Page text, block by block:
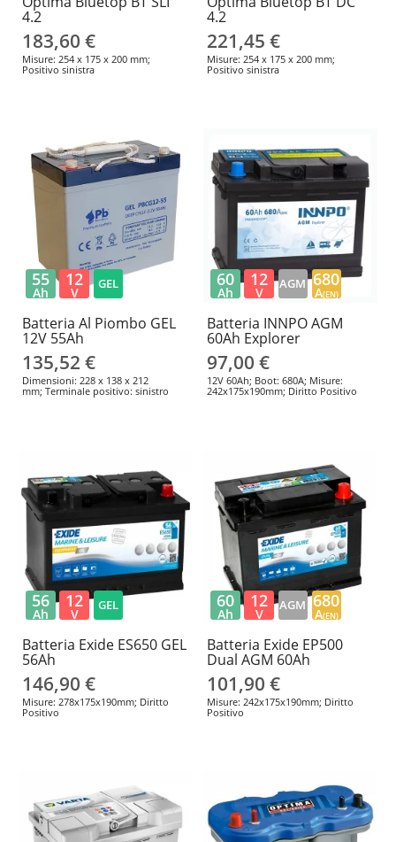
4.2
183,60 €
Misure: 254 x 175 x 200 mm;
Positivo sinistra
4.2
221,45 €
Misure: 254 x 175 x 200 mm;
Positivo sinistra
Batteria Al Piombo GEL
12V 55Ah
135,52 €
Dimensioni: 228 x 138 x 212
mm; Terminale positivo: sinistro
55
Ah
12
V
GEL
Batteria INNPO AGM
60Ah Explorer
97,00 €
12V 60Ah; Boot: 680A; Misure:
242x175x190mm; Diritto Positivo
60
Ah
12
V
AGM 680
A(EN)
Batteria Exide ES650 GEL
56Ah
146,90 €
Misure: 278x175x190mm; Diritto
Positivo
56
Ah
12
V
GEL
Batteria Exide EP500
Dual AGM 60Ah
101,90 €
Misure: 242x175x190mm; Diritto
Positivo
60
Ah
12
V
AGM 680
A(EN)